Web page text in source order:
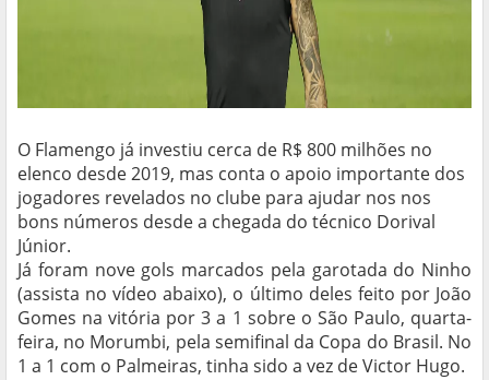
O Flamengo já investiu cerca de R$ 800 milhões no
elenco desde 2019, mas conta o apoio importante dos
jogadores revelados no clube para ajudar nos nos
bons números desde a chegada do técnico Dorival
Júnior.
Já foram nove gols marcados pela garotada do Ninho
(assista no vídeo abaixo), o último deles feito por João
Gomes na vitória por 3 a 1 sobre o São Paulo, quarta-
feira, no Morumbi, pela semifinal da Copa do Brasil. No
1 a 1 com o Palmeiras, tinha sido a vez de Victor Hugo.